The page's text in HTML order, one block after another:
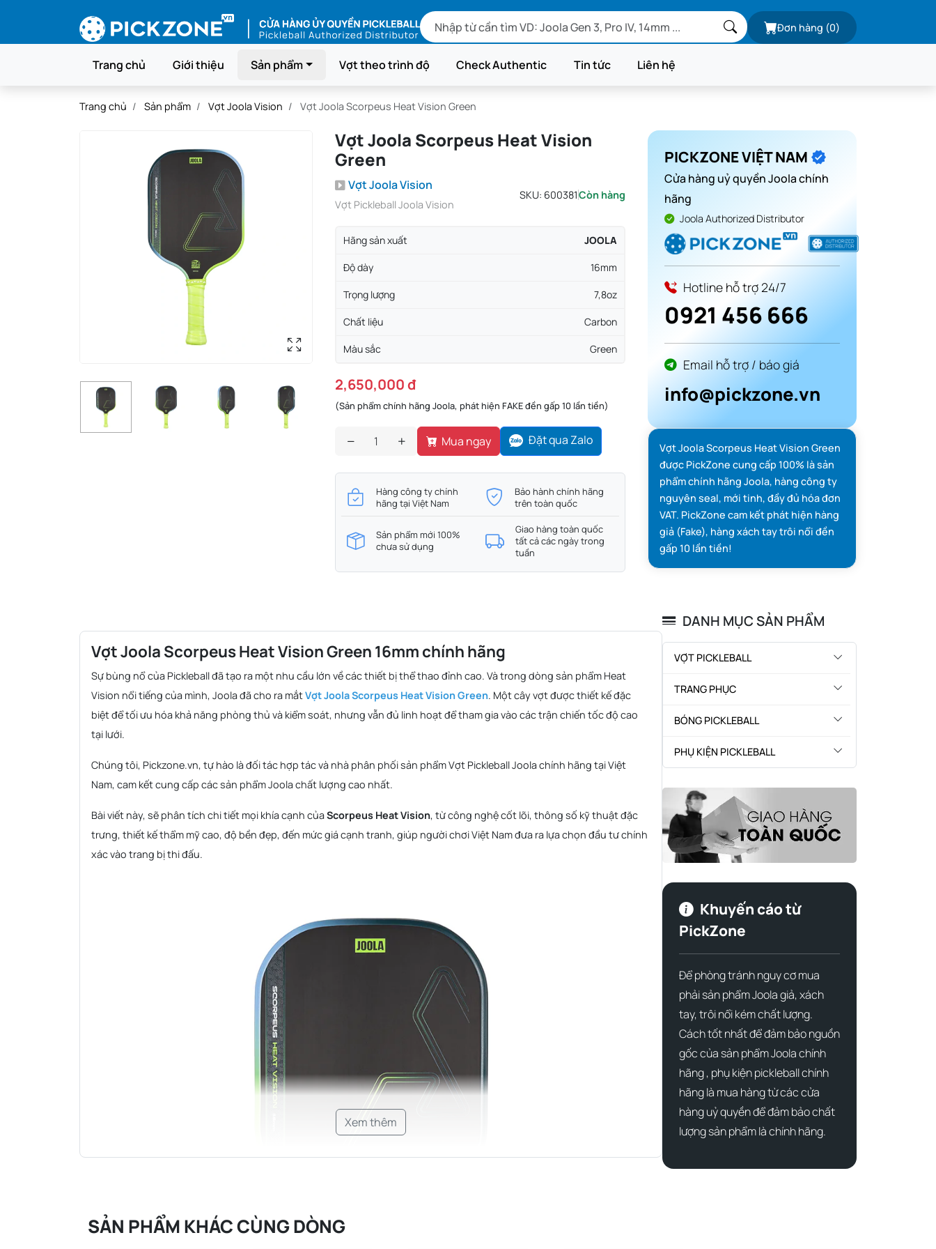
Đơn hàng (0)
Trang chủ Giới thiệu Sản phẩm Vợt theo trình độ Check Authentic Tin tức Liên hệ
Trang chủ Sản phẩm Vợt Joola Vision Vợt Joola Scorpeus Heat Vision Green
Vợt Joola Scorpeus Heat Vision
Green
Vợt Joola Vision
Vợt Pickleball Joola Vision
SKU: 600381Còn hàng
Hãng sản xuất JOOLA
Độ dày 16mm
Trọng lượng 7,8oz
Chất liệu Carbon
Màu sắc Green
2,650,000 đ
(Sản phẩm chính hãng Joola, phát hiện FAKE đền gấp 10 lần tiền)
Mua ngay Đặt qua Zalo
Hàng công ty chính
hãng tại Việt Nam
Bảo hành chính hãng
trên toàn quốc
Sản phẩm mới 100%
chưa sử dụng
Giao hàng toàn quốc
tất cả các ngày trong
tuần
PICKZONE VIỆT NAM
Cửa hàng uỷ quyền Joola chính
hãng
Joola Authorized Distributor
Hotline hỗ trợ 24/7
0921 456 666
Email hỗ trợ / báo giá
info@pickzone.vn
Vợt Joola Scorpeus Heat Vision Green
được PickZone cung cấp 100% là sản
phẩm chính hãng Joola, hàng công ty
nguyên seal, mới tinh, đầy đủ hóa đơn
VAT. PickZone cam kết phát hiện hàng
giả (Fake), hàng xách tay trôi nổi đền
gấp 10 lần tiền!
Vợt Joola Scorpeus Heat Vision Green 16mm chính hãng
Sự bùng nổ của Pickleball đã tạo ra một nhu cầu lớn về các thiết bị thể thao đỉnh cao. Và trong dòng sản phẩm Heat
Vision nổi tiếng của mình, Joola đã cho ra mắtVợt Joola Scorpeus Heat Vision Green. Một cây vợt được thiết kế đặc
biệt để tối ưu hóa khả năng phòng thủ và kiểm soát, nhưng vẫn đủ linh hoạt để tham gia vào các trận chiến tốc độ cao
tại lưới.
Chúng tôi, Pickzone.vn, tự hào là đối tác hợp tác và nhà phân phối sản phẩm Vợt Pickleball Joola chính hãng tại Việt
Nam, cam kết cung cấp các sản phẩm Joola chất lượng cao nhất.
Bài viết này, sẽ phân tích chi tiết mọi khía cạnh củaScorpeus Heat Vision, từ công nghệ cốt lõi, thông số kỹ thuật đặc
trưng, thiết kế thẩm mỹ cao, độ bền đẹp, đến mức giá cạnh tranh, giúp người chơi Việt Nam đưa ra lựa chọn đầu tư chính
xác vào trang bị thi đấu.
Xem thêm
DANH MỤC SẢN PHẨM
VỢT PICKLEBALL
TRANG PHỤC
BÓNG PICKLEBALL
PHỤ KIỆN PICKLEBALL
Khuyến cáo từ
PickZone
Để phòng tránh nguy cơ mua
phải sản phẩm Joola giả, xách
tay, trôi nổi kém chất lượng.
Cách tốt nhất để đảm bảo nguồn
gốc của sản phẩm Joola chính
hãng , phụ kiện pickleball chính
hãng là mua hàng từ các cửa
hàng uỷ quyền để đảm bảo chất
lượng sản phẩm là chính hãng.
SẢN PHẨM KHÁC CÙNG DÒNG